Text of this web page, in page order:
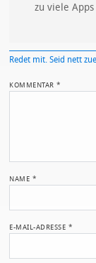
zu viele
Redet mit. Seid nett
KOMMENTAR*
NAME *
E-MAIL-ADRESSE *